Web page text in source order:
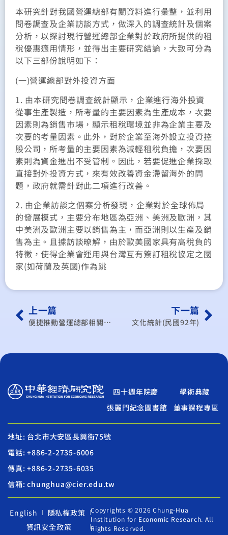
本研究針對我國營運總部有關資料進行彙整，並利用
問卷調查及企業訪談方式，做深入的調查統計及個案
分析，以探討現行營運總部企業對於政府所提供的租
稅優惠適用情形，並得出主要研究結論，大致可分為
以下三部份說明如下：
(一)營運總部對外投資方面
1. 由本研究問卷調查統計顯示，企業進行海外投資
從事生產製造，所考量的主要因素為生產成本，次要
因素則為銷售市場，顯示租稅環境並非為企業主要及
次要的考量因素。此外，對於企業至海外設立投資控
股公司，所考量的主要因素為減輕租稅負擔，次要因
素則為資金進出不受管制。因此，若要促進企業採取
直接對外投資方式，來有效改善資金滯留海外的問
題，政府就需針對此二項進行改善。
2. 由企業訪談之個案分析發現，企業對於全球佈局
的發展模式，主要分布地區為亞洲、美洲及歐洲，其
中美洲及歐洲主要以銷售為主，而亞洲則以生產及銷
售為主。且據訪談暸解，由於歐美國家具有高稅負的
特徵，使得企業會運用與台灣互有簽訂租稅協定之國
家(如荷蘭及英國)作為跳
上一篇
便捷推動營運總部相關法規調整之研究
下一篇
文化統計(民國92年)
四十週年院慶
學術典藏
張麗門紀念圖書館
董事課程專區
地址: 台北市大安區長興街75號
電話: +886-2-2735-6006
傳真: +886-2-2735-6035
信箱: chunghua@cier.edu.tw
English
隱私權政策
資訊安全政策
Copyrights © 2026 Chung-Hua
Institution for Economic Research. All
Rights Reserved.